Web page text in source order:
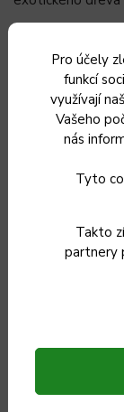
Pro účely
funkcí
využívají
Vašeho
nás
Tyto
Takto
partnery
profesionální
Životnost nože
myčce na
Údržba je velice
opláchnutí a